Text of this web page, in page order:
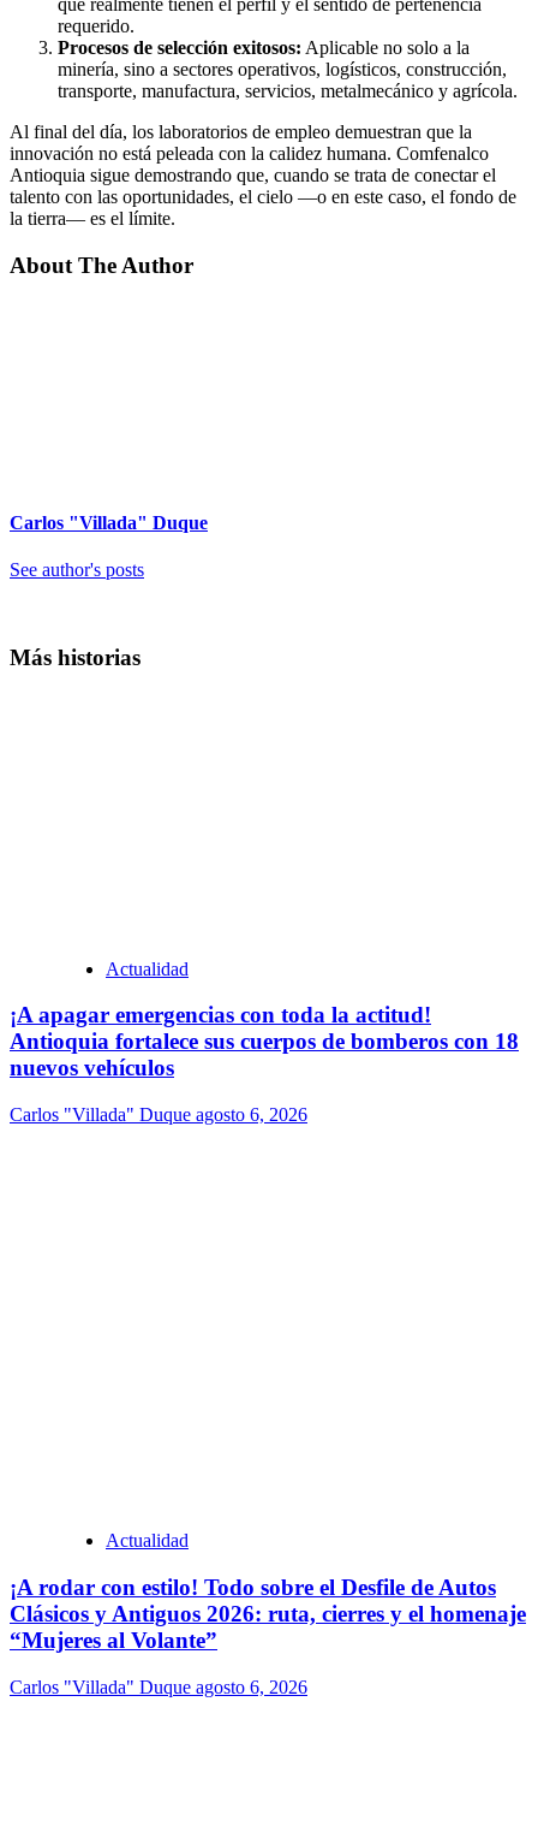
que realmente tienen el perfil y el sentido de pertenencia
requerido.
Procesos de selección exitosos: Aplicable no solo a la
minería, sino a sectores operativos, logísticos, construcción,
transporte, manufactura, servicios, metalmecánico y agrícola.
Al final del día, los laboratorios de empleo demuestran que la
innovación no está peleada con la calidez humana. Comfenalco
Antioquia sigue demostrando que, cuando se trata de conectar el
talento con las oportunidades, el cielo —o en este caso, el fondo de
la tierra— es el límite.
About The Author
Carlos "Villada" Duque
See author's posts
Más historias
Actualidad
¡A apagar emergencias con toda la actitud!
Antioquia fortalece sus cuerpos de bomberos con 18
nuevos vehículos
Carlos "Villada" Duque agosto 6, 2026
Actualidad
¡A rodar con estilo! Todo sobre el Desfile de Autos
Clásicos y Antiguos 2026: ruta, cierres y el homenaje
“Mujeres al Volante”
Carlos "Villada" Duque agosto 6, 2026